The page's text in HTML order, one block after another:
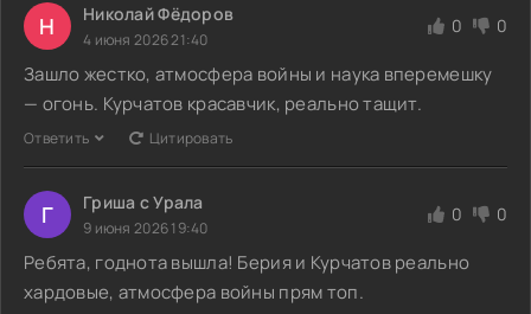
Н Николай Фёдоров
4 июня 2026 21:40
0 0
Зашло жестко, атмосфера войны и наука вперемешку
— огонь. Курчатов красавчик, реально тащит.
Ответить Цитировать
Г Гриша с Урала
9 июня 2026 19:40
0 0
Ребята, годнота вышла! Берия и Курчатов реально
хардовые, атмосфера войны прям топ.